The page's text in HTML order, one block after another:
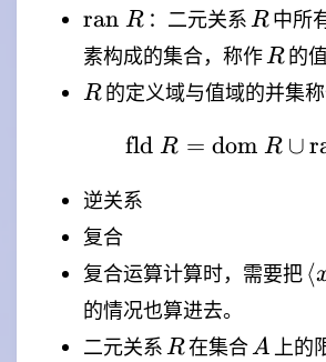
\mathrm{ran}
\ R
ran R ：二元关系 R
R中所
素构成的集合，称作 R
R的
R
R的定义域与值域的并集
fld R = dom R ∪
逆关系
复合
复合运算计算时，需要把 ⟨
的情况也算进去。
二元关系 R
R在集合 A
A 上的